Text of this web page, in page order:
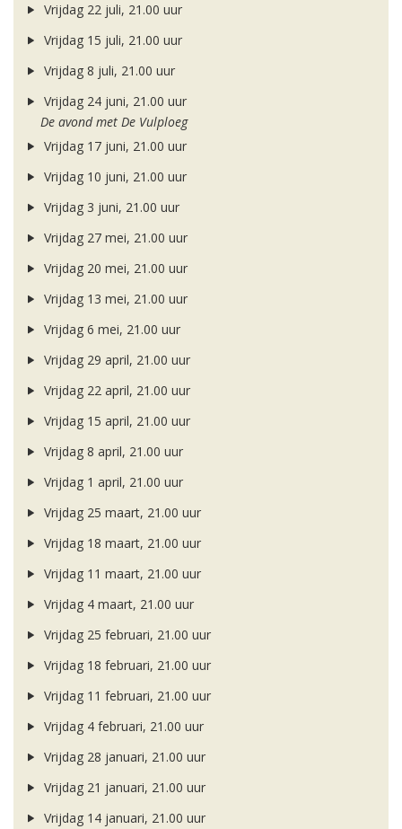
Vrijdag 22 juli, 21.00 uur
Vrijdag 15 juli, 21.00 uur
Vrijdag 8 juli, 21.00 uur
Vrijdag 24 juni, 21.00 uur
De avond met De Vulploeg
Vrijdag 17 juni, 21.00 uur
Vrijdag 10 juni, 21.00 uur
Vrijdag 3 juni, 21.00 uur
Vrijdag 27 mei, 21.00 uur
Vrijdag 20 mei, 21.00 uur
Vrijdag 13 mei, 21.00 uur
Vrijdag 6 mei, 21.00 uur
Vrijdag 29 april, 21.00 uur
Vrijdag 22 april, 21.00 uur
Vrijdag 15 april, 21.00 uur
Vrijdag 8 april, 21.00 uur
Vrijdag 1 april, 21.00 uur
Vrijdag 25 maart, 21.00 uur
Vrijdag 18 maart, 21.00 uur
Vrijdag 11 maart, 21.00 uur
Vrijdag 4 maart, 21.00 uur
Vrijdag 25 februari, 21.00 uur
Vrijdag 18 februari, 21.00 uur
Vrijdag 11 februari, 21.00 uur
Vrijdag 4 februari, 21.00 uur
Vrijdag 28 januari, 21.00 uur
Vrijdag 21 januari, 21.00 uur
Vrijdag 14 januari, 21.00 uur